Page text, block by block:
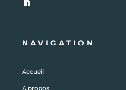
NAVIGATION
Accueil
A propos